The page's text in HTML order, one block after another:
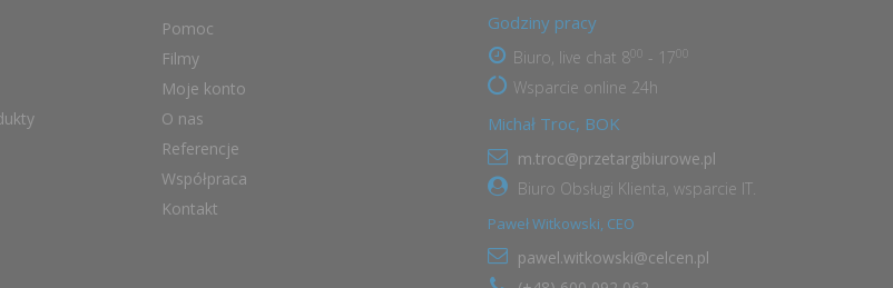
Pomoc
Filmy
Moje konto
O nas
Referencje
Współpraca
Kontakt
Godziny pracy
Biuro, live chat 8 - 17
Wsparcie online 24h
Michał Troc, BOK
m.troc@przetargibiurowe.pl
Biuro Obsługi Klienta, wsparcie IT.
Paweł Witkowski, CEO
pawel.witkowski@celcen.pl